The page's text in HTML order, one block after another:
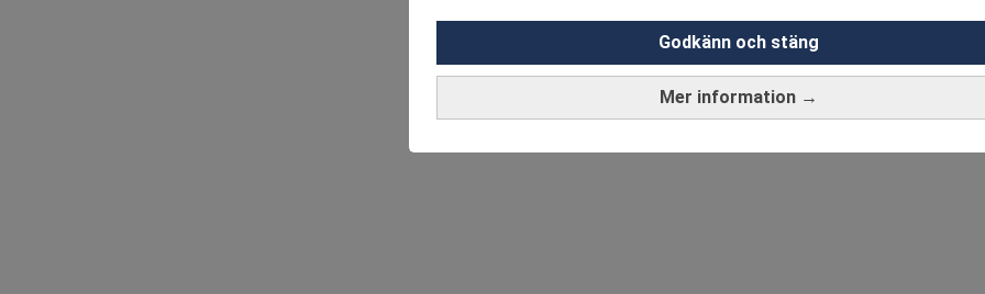
Mer information →
Godkänn och stäng